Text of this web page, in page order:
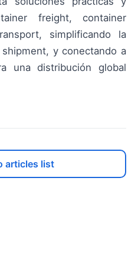
freight, container
simplificando la
y conectando a
una distribución global
articles list